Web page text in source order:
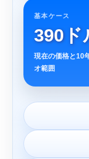
基本ケース
390ド
現在の価格と10
オ範囲